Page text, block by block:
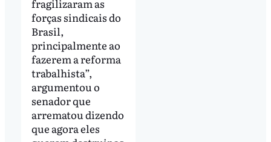
fragilizaram as
forças sindicais do
Brasil,
principalmente ao
fazerem a reforma
trabalhista”,
argumentou o
senador que
arrematou dizendo
que agora eles